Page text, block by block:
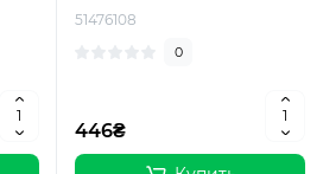
51476108
0
446₴